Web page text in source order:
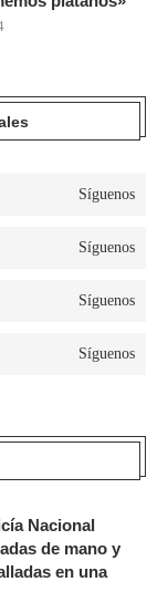
Síguenos
Síguenos
Síguenos
Síguenos
Nacional
de mano y
en una